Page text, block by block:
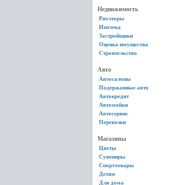
Недвижимость
Риэлторы
Ипотека
Застройщики
Оценка имущества
Строительство
Авто
Автосалоны
Подержанные авто
Автокредит
Автомойки
Автосервис
Перевозки
Магазины
Цветы
Сувениры
Спорттовары
Детям
Для дома